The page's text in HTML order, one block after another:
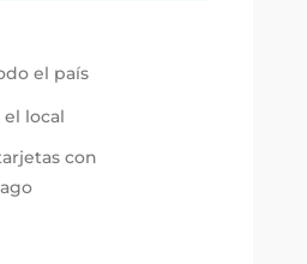
el país
local
con